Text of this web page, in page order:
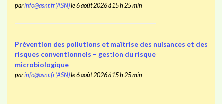
parinfo@asnr.fr (ASN)le 6 août 2026 à 15 h 25 min
Prévention des pollutions et maîtrise des nuisances et des
risques conventionnels – gestion du risque
microbiologique
parinfo@asnr.fr (ASN)le 6 août 2026 à 15 h 25 min